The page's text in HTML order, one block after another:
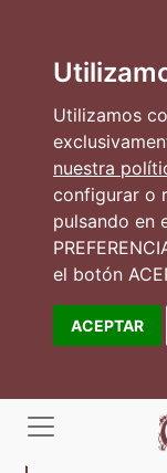
Utilizamos
nuestra
configurar o
pulsando en
el botón
ACEPTAR